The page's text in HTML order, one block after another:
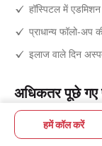
हमें कॉल करें
हॉस्पिटल में
प्राधान्य फॉलो-अप
इलाज वाले दिन
अधिकतर पूछे गए
तुमकुर में फिशर का